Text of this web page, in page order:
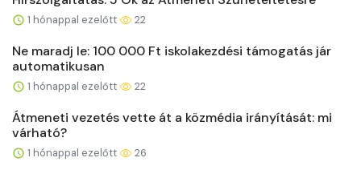
1 hónappal ezelőtt 22
Ne maradj le: 100 000 Ft iskolakezdési támogatás jár
automatikusan
1 hónappal ezelőtt 22
Átmeneti vezetés vette át a közmédia irányítását: mi
várható?
1 hónappal ezelőtt 26